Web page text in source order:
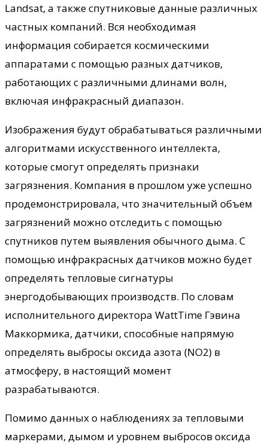
Landsat, а также спутниковые данные различных
частных компаний. Вся необходимая
информация собирается космическими
аппаратами с помощью разных датчиков,
работающих с различными длинами волн,
включая инфракрасный диапазон.
Изображения будут обрабатываться различными
алгоритмами искусственного интеллекта,
которые смогут определять признаки
загрязнения. Компания в прошлом уже успешно
продемонстрировала, что значительный объем
загрязнений можно отследить с помощью
спутников путем выявления обычного дыма. С
помощью инфракрасных датчиков можно будет
определять тепловые сигнатуры
энергодобывающих производств. По словам
исполнительного директора WattTime Гэвина
Маккормика, датчики, способные напрямую
определять выбросы оксида азота (NO2) в
атмосферу, в настоящий момент
разрабатываются.
Помимо данных о наблюдениях за тепловыми
маркерами, дымом и уровнем выбросов оксида